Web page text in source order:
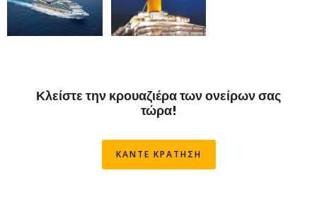
Κλείστε την κρουαζιέρα των ονείρων σας
τώρα!
ΚΑΝΤΕ ΚΡΑΤΗΣΗ